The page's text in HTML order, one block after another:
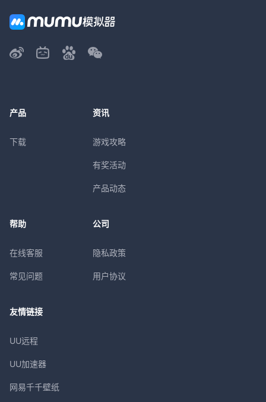
产品
下载
资讯
游戏攻略
有奖活动
产品动态
帮助
在线客服
常见问题
公司
隐私政策
用户协议
友情链接
UU远程
UU加速器
网易千千壁纸